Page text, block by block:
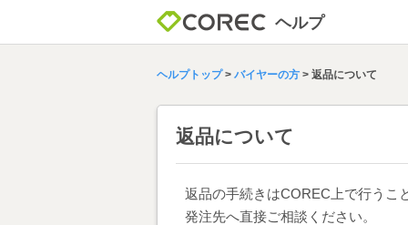
ヘルプ
ヘルプトップ> バイヤーの方 > 返品について
返品について
返品の手続きはCOREC上で行うこ
発注先へ直接ご相談ください。